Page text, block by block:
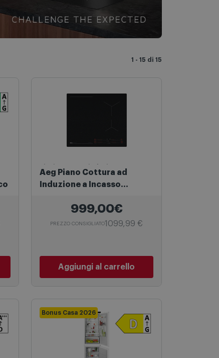
1 - 15 di 15
Aeg Piano Cottura ad
Induzione a Incasso
Serie 8000 Nero
999,00€
PREZZO CONSIGLIATO1099,99 €
Aggiungi al carrello
Bonus Casa 2026